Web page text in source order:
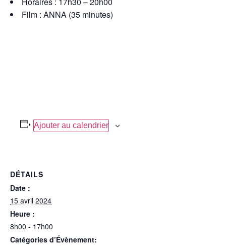
Film : ANNA (35 minutes)
Ajouter au calendrier
DÉTAILS
Date :
15 avril 2024
Heure :
8h00 - 17h00
Catégories d’Évènement: